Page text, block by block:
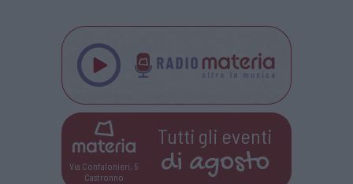
Via Confalonieri, 5
Castronno
Tutti gli eventi
di agosto